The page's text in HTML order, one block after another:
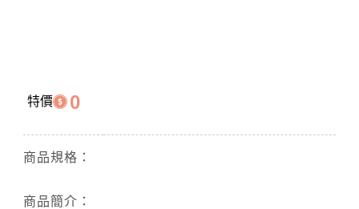
特價 0
商品規格：
商品簡介：